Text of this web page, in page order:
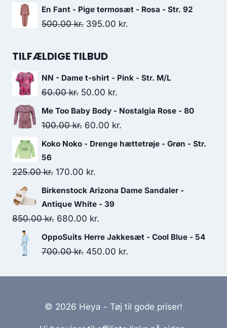
price
was:
price
is:
En Fant - Pige termosæt - Rosa - Str. 92
500.00kr. Original
was:
395.00 kr.
TILFÆLDIGE TILBUD
NN - Dame t-shirt - Pink - Str. M/L
60.00kr. Original
price
was:
50.00 kr.
price
is:
Me Too Baby Body - Nostalgia Rose - 80
100.00kr. Original
price
100.00 kr..
60.00 kr.
price
Koko Noko - Drenge hættetrøje - Grøn - Str.
56
225.00kr. Original
price
was:
225.00 kr..
170.00 kr.
price
is:
170.00 kr..
Birkenstock Arizona Dame Sandaler -
Antique White - 39
850.00kr. Original
price
was:
680.00 kr.
price
is:
OppoSuits Herre Jakkesæt - Cool Blue - 54
700.00kr. Original
450.00 kr.
© 2026 Heya - Tøj til gode priser!